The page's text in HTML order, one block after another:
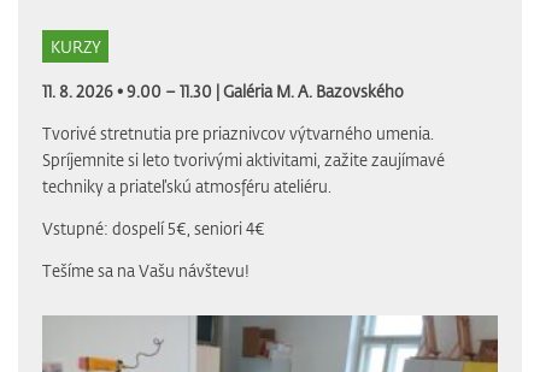
KURZY
11. 8. 2026 • 9.00 – 11.30 |Galéria M. A. Bazovského
Tvorivé stretnutia pre priaznivcov výtvarného umenia.
Spríjemnite si leto tvorivými aktivitami, zažite zaujímavé
techniky a priateľskú atmosféru ateliéru.
Vstupné: dospelí 5€, seniori 4€
Tešíme sa na Vašu návštevu!